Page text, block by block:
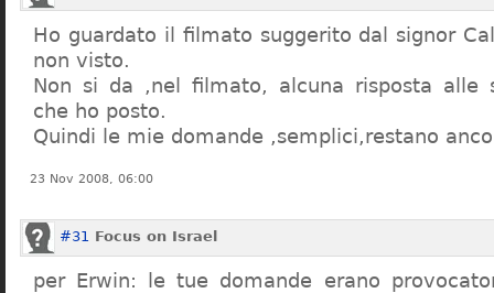
Ho guardato il filmato suggerito dal signor
non visto.
Non si da ,nel filmato, alcuna risposta alle
che ho posto.
Quindi le mie domande ,semplici,restano
23 Nov 2008, 06:00
#31 Focus on Israel
per Erwin: le tue domande erano